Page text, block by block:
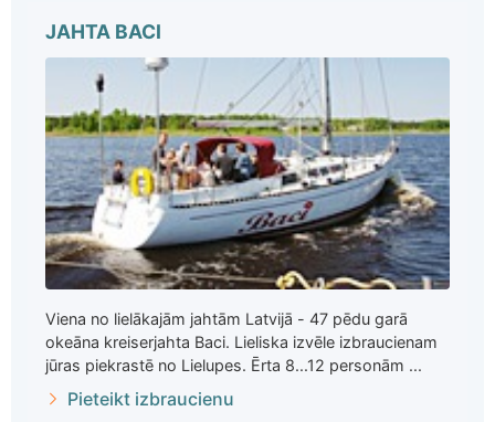
JAHTA BACI
Viena no lielākajām jahtām Latvijā - 47 pēdu garā
okeāna kreiserjahta Baci. Lieliska izvēle izbraucienam
jūras piekrastē no Lielupes. Ērta 8...12 personām ...
Pieteikt izbraucienu